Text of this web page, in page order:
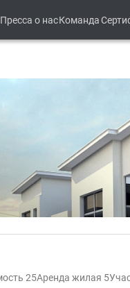
Пресса о насКоманда
25Аренда жилая 5